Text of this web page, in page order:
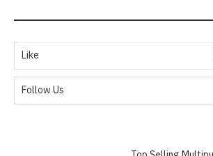
Like
Follow Us